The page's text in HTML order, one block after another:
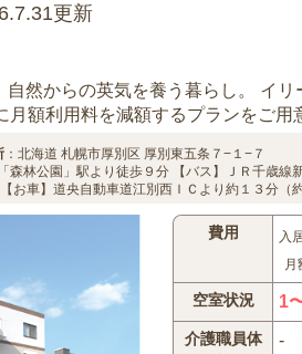
更新
自然からの英気を養う暮らし。 イ
月額利用料を減額するプランをご用
： 北海道 札幌市厚別区 厚別東五条７−１−７
森林公園」駅より徒歩９分 【バス】ＪＲ千歳線
【お車】道央自動車道江別西ＩＣより約１３分（
費用 入
月
空室状況 1
介護職員体
-